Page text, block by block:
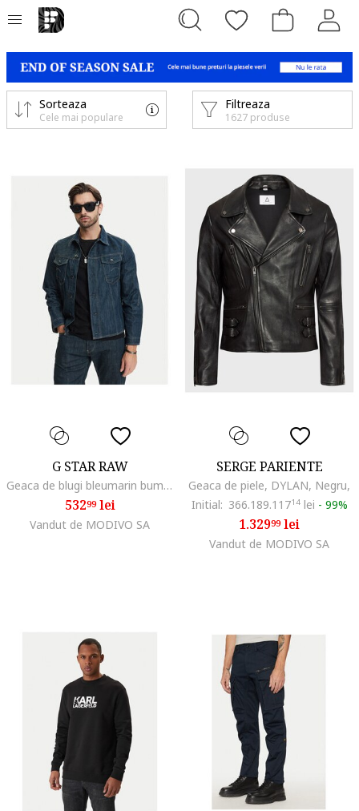
Filtreaza
1627 produse
Sorteaza
Cele mai populare
G STAR RAW
Geaca de blugi bleumarin bumbac,
53299lei
Vandut de MODIVO SA
SERGE PARIENTE
Geaca de piele, DYLAN, Negru,
Initial: 366.189.11714lei - 99%
1.32999lei
Vandut de MODIVO SA